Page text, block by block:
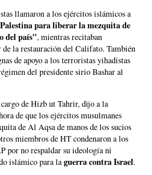
llamaron a los ejércitos islámicos a
para liberar la mezquita de
del país", mientras recitaban
de la restauración del Califato. También
de apoyo a los terroristas yihadistas
del presidente sirio Bashar al
de Hizb ut Tahrir, dijo a la
de que los ejércitos musulmanes
de Al Aqsa de manos de los sucios
miembros de HT condenaron a los
por no respaldar su ideología ni
islámico para laguerra contra Israel.